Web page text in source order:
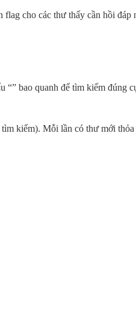
cho các thư thấy cần hồi
bao quanh để tìm kiếm đúng
kiếm). Mỗi lần có thư mới